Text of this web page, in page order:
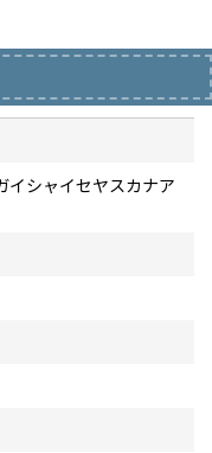
イシャイセヤスカナア